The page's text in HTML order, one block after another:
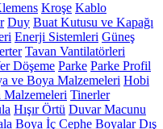
Kroşe Kablo
Duy Buat Kutusu ve Kapağı
Enerji Sistemleri Güneş
Tavan Vantilatörleri
Döşeme Parke Parke Profil
ve Boya Malzemeleri Hobi
Malzemeleri Tinerler
Hışır Örtü Duvar Macunu
Boya İç Cephe Boyalar Dış